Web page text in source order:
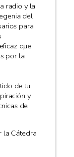
radio y la
del
para
que
por la
de tu
y
de
la Cátedra